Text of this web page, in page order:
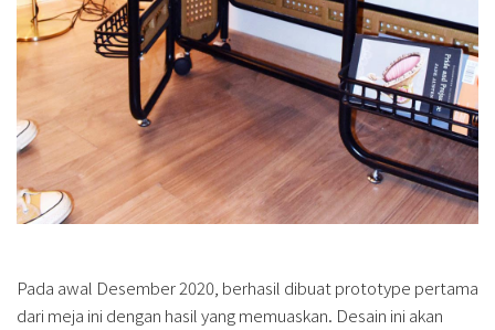
Pada awal Desember 2020, berhasil dibuat prototype pertama
dari meja ini dengan hasil yang memuaskan. Desain ini akan